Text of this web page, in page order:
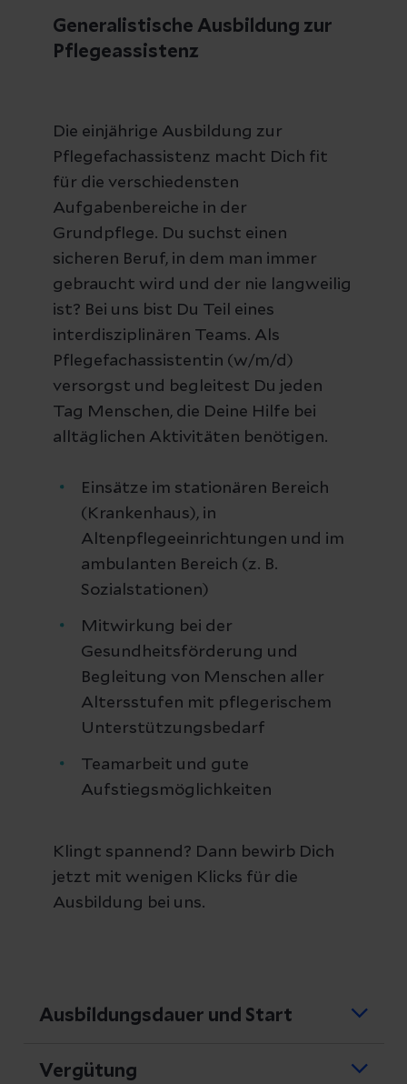
Generalistische Ausbildung zur
Pflegeassistenz
Die einjährige Ausbildung zur
Pflegefachassistenz macht Dich fit
für die verschiedensten
Aufgabenbereiche in der
Grundpflege. Du suchst einen
sicheren Beruf, in dem man immer
gebraucht wird und der nie langweilig
ist? Bei uns bist Du Teil eines
interdisziplinären Teams. Als
Pflegefachassistentin (w/m/d)
versorgst und begleitest Du jeden
Tag Menschen, die Deine Hilfe bei
alltäglichen Aktivitäten benötigen.
Einsätze im stationären Bereich
(Krankenhaus), in
Altenpflegeeinrichtungen und im
ambulanten Bereich (z. B.
Sozialstationen)
Mitwirkung bei der
Gesundheitsförderung und
Begleitung von Menschen aller
Altersstufen mit pflegerischem
Unterstützungsbedarf
Teamarbeit und gute
Aufstiegsmöglichkeiten
Klingt spannend? Dann bewirb Dich
jetzt mit wenigen Klicks für die
Ausbildung bei uns.
Ausbildungsdauer und Start
Dauer: 1 Jahr
Vergütung